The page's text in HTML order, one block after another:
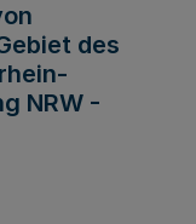
des
NRW -